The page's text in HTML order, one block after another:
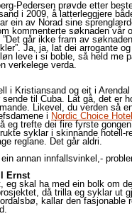
Pedersen prøvde etter
i 2009, å latterleggjere
ein av Norad sine
kommenterte søknaden vår
går ikke fram av
Ja, ja, lat dei arrogante og
leve i si boble, så held me
verkelege verda.
i Kristiansand og eit i
til Cuba. Lat gå, det er
Likevel, du verden så
i Nordic Choice
eg trefte dei fire fyrste
syklar i skinnande hotell-
reglane. Det går aldri.
annan innfallsvinkel,-
Ernst
eg skal ha med ein bolk om
då trilla eg syklar ut
kallar den fasjonable